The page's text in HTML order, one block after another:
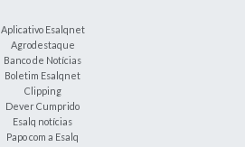
Aplicativo Esalqnet
Agrodestaque
Banco de Notícias
Boletim Esalqnet
Clipping
Dever Cumprido
Esalq notícias
Papo com a Esalq